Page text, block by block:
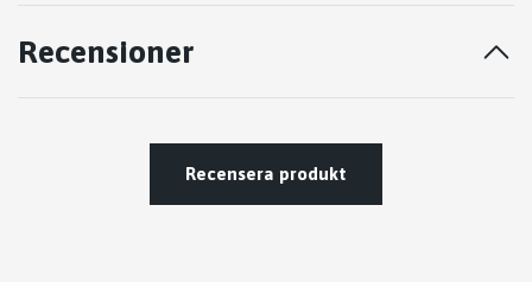
Recensioner
Recensera produkt